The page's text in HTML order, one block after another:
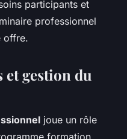
participants et
professionnel
offre.
gestion du
joue un rôle